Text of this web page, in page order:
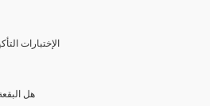
(12) الإختبارات
(13) هل